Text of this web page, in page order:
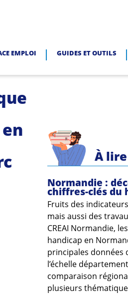
EMPLOI GUIDES ET OUTILS
À lire
Normandie :
chiffres-clés du
Fruits des
mais aussi des
CREAI Normandie,
handicap en
principales données
l’échelle
comparaison
plusieurs